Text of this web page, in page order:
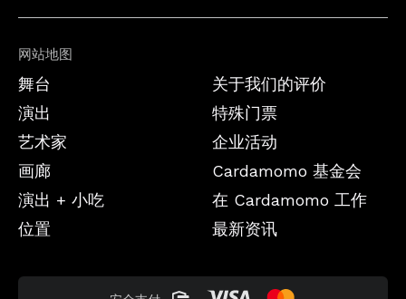
网站地图
舞台
演出
艺术家
画廊
演出 + 小吃
位置
关于我们的评价
特殊门票
企业活动
Cardamomo 基金会
在 Cardamomo 工作
最新资讯